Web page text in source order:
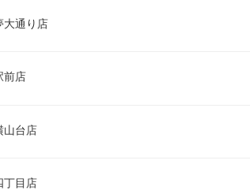
大通り店
前店
山台店
丁目店